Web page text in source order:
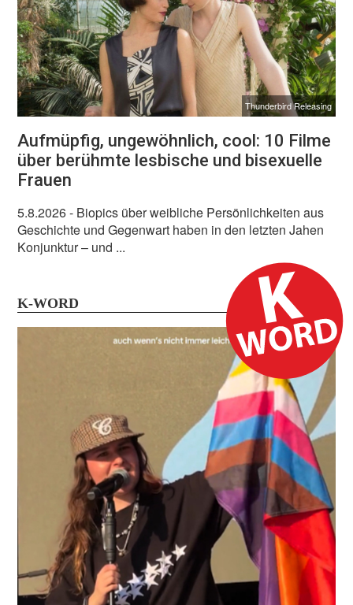
Thunderbird Releasing
Aufmüpfig, ungewöhnlich, cool: 10 Filme
über berühmte lesbische und bisexuelle
Frauen
5.8.2026- Biopics über weibliche Persönlichkeiten aus
Geschichte und Gegenwart haben in den letzten Jahen
Konjunktur – und ...
K-WORD